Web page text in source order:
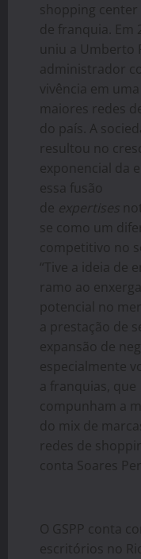
shopping center
de franquia .
uniu a Umberto
administrador
vivência em uma
maiores redes
do país. A
resultou no
exponencial da
essa fusão
de expertises
se como um
competitivo no
“Tive a ideia de
ramo ao
potencial no
a prestação de
expansão de
especialmente
a franquias , que
compunham a
do mix de
redes de
conta Soares
O GSPP conta
escritórios no